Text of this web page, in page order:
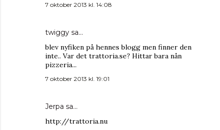
7 oktober 2013 kl. 14:08
twiggy sa…
blev nyfiken på hennes blogg men finner den
inte.. Var det trattoria.se? Hittar bara nån
pizzeria...
7 oktober 2013 kl. 19:01
Jerpa sa…
http://trattoria.nu